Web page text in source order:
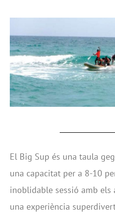
El Big Sup és una taula
una capacitat per a 8-10
inoblidable sessió amb els
una experiència